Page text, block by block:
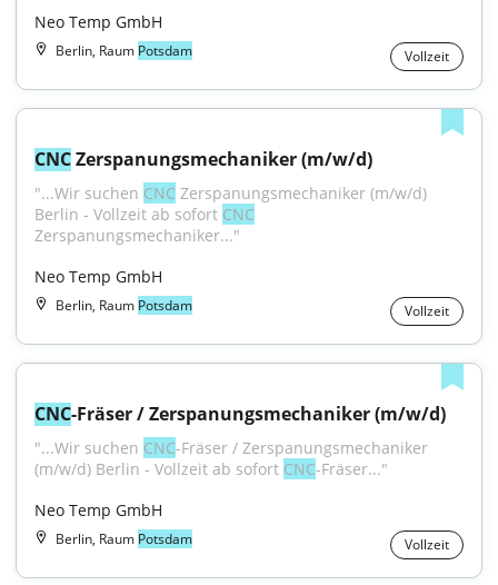
Neo Temp GmbH
Berlin, Raum Potsdam Vollzeit
CNC Zerspanungsmechaniker (m/w/d)
"...Wir suchen CNC Zerspanungsmechaniker (m/w/d)
Berlin - Vollzeit ab sofort CNC
Zerspanungsmechaniker..."
Neo Temp GmbH
Berlin, Raum Potsdam Vollzeit
CNC-Fräser / Zerspanungsmechaniker (m/w/d)
"...Wir suchen CNC-Fräser / Zerspanungsmechaniker
(m/w/d) Berlin - Vollzeit ab sofort CNC-Fräser..."
Neo Temp GmbH
Berlin, Raum Potsdam Vollzeit